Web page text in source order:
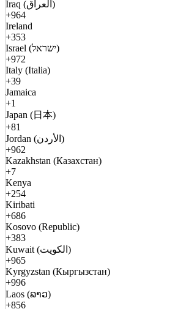
Iraq (العراق)
+964
Ireland
+353
Israel (ישראל)
+972
Italy (Italia)
+39
Jamaica
+1
Japan (日本)
+81
Jordan (الأردن)
+962
Kazakhstan (Казахстан)
+7
Kenya
+254
Kiribati
+686
Kosovo (Republic)
+383
Kuwait (الكويت)
+965
Kyrgyzstan (Кыргызстан)
+996
Laos (ລາວ)
+856